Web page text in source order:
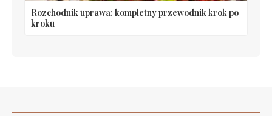
Rozchodnik uprawa: kompletny przewodnik krok po
kroku